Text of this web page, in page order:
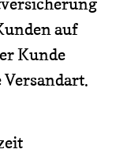
auf
Kunde